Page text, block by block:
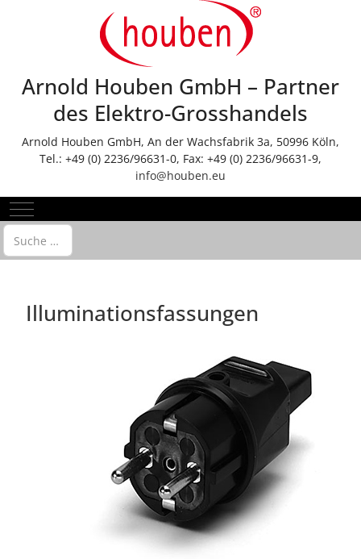
Arnold Houben GmbH – Partner
des Elektro-Grosshandels
Arnold Houben GmbH, An der Wachsfabrik 3a, 50996 Köln,
Tel.: +49 (0) 2236/96631-0, Fax: +49 (0) 2236/96631-9,
info@houben.eu
Mobile Menu Toggle
Suchen
Illuminationsfassungen